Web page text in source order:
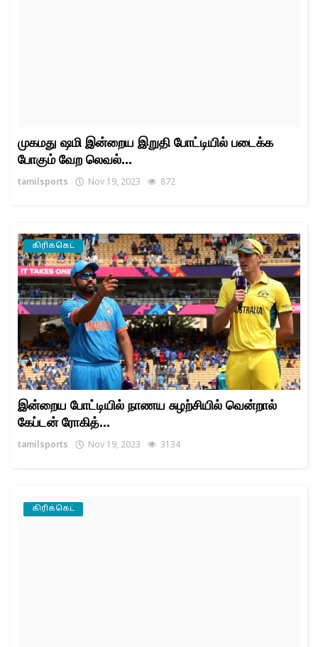
முகமது ஷமி இன்றைய இறுதி போட்டியில் படைக்க
போகும் வேற லெவல்...
tamilsports Nov 19, 2023 872
கிரிக்கெட்
இன்றைய போட்டியில் நாணய சுழற்சியில் வென்றால்
கேப்டன் ரோகித்...
tamilsports Nov 19, 2023 3134
கிரிக்கெட்